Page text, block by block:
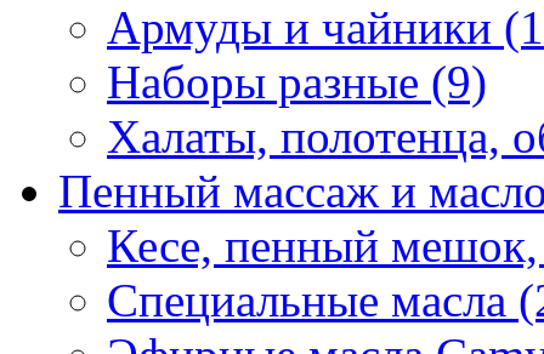
Армуды и чайники
Наборы разные (9)
Халаты, полотенца,
Пенный массаж и
Кесе, пенный
Специальные масла